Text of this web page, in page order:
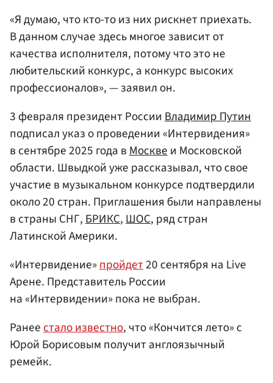
«Я думаю, что кто-то из них рискнет приехать.
В данном случае здесь многое зависит от
качества исполнителя, потому что это не
любительский конкурс, а конкурс высоких
профессионалов», — заявил он.
3 февраля президент РоссииВладимир Путин
подписал указ о проведении «Интервидения»
в сентябре 2025 года вМосквеи Московской
области. Швыдкой уже рассказывал, что свое
участие в музыкальном конкурсе подтвердили
около 20 стран. Приглашения были направлены
в страны СНГ,БРИКС,ШОС, ряд стран
Латинской Америки.
«Интервидение»пройдет20 сентября на Live
Арене. Представитель России
на «Интервидении» пока не выбран.
Ранеестало известно, что «Кончится лето» c
Юрой Борисовым получит англоязычный
ремейк.